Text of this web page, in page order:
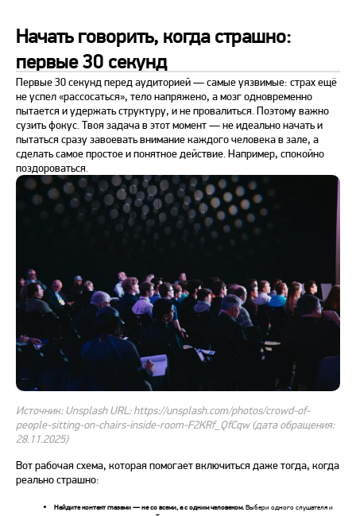
Начать говорить, когда страшно:
первые 30 секунд
Первые 30 секунд перед аудиторией — самые уязвимые: страхещё
не успел «рассосаться», тело напряжено, а мозг одновременно
пытается и удержать структуру, и непровалиться. Поэтому важно
сузить фокус. Твоя задача в этот момент — не идеально начать и
пытаться сразу завоевать внимание каждого человека в зале, а
сделать самое простое и понятное действие. Например, спокойно
поздороваться.
Источник: Unsplash URL: https://unsplash.com/photos/crowd-of-
people-sitting-on-chairs-inside-room-F2KRf_QfCqw (дата обращения:
28.11.2025)
Вот рабочая схема, которая помогает включиться даже тогда, когда
реально страшно:
Найдите контакт глазами — не со всеми, а с одним человеком.Выбери одного слушателя и